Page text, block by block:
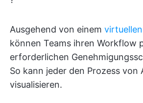
Ausgehend von einem
können Teams ihren Workflow
erforderlichen
So kann jeder den Prozess von
visualisieren.